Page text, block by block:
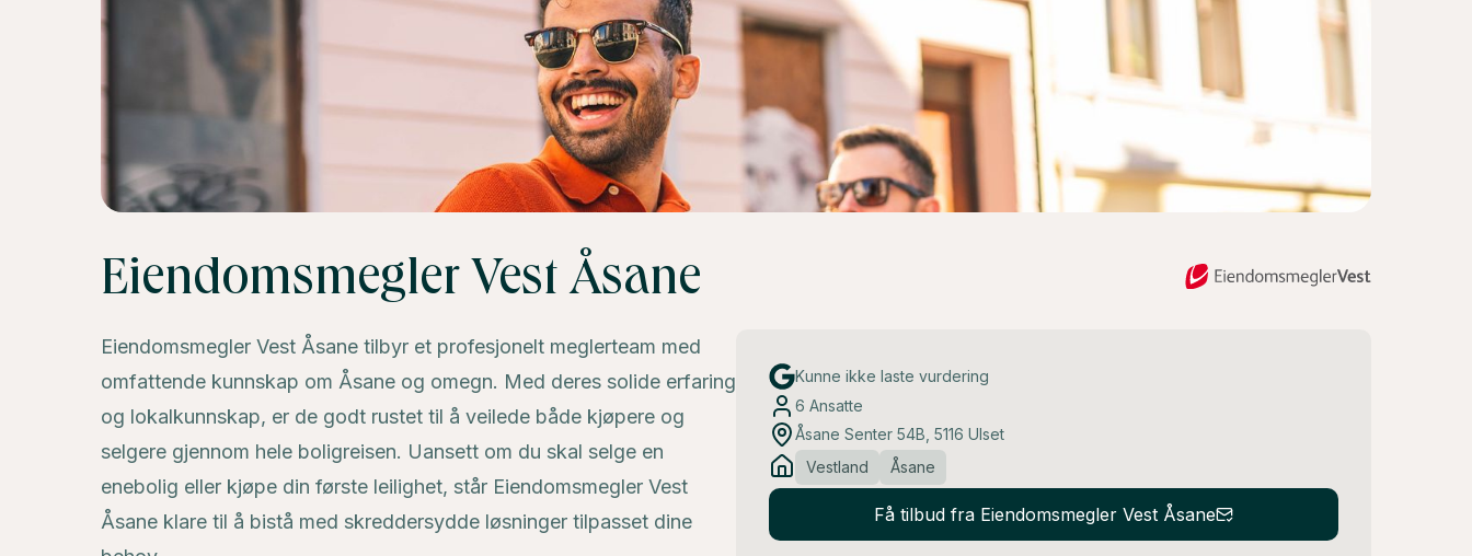
Eiendomsmegler Vest Åsane
Eiendomsmegler Vest Åsane tilbyr et profesjonelt meglerteam med
omfattende kunnskap om Åsane og omegn. Med deres solide erfaring
og lokalkunnskap, er de godt rustet til å veilede både kjøpere og
selgere gjennom hele boligreisen. Uansett om du skal selge en
enebolig eller kjøpe din første leilighet, står Eiendomsmegler Vest
Åsane klare til å bistå med skreddersydde løsninger tilpasset dine
Kunne ikke laste vurdering
6 Ansatte
Åsane Senter 54B, 5116 Ulset
Vestland
Åsane
Få tilbud fra Eiendomsmegler Vest Åsane